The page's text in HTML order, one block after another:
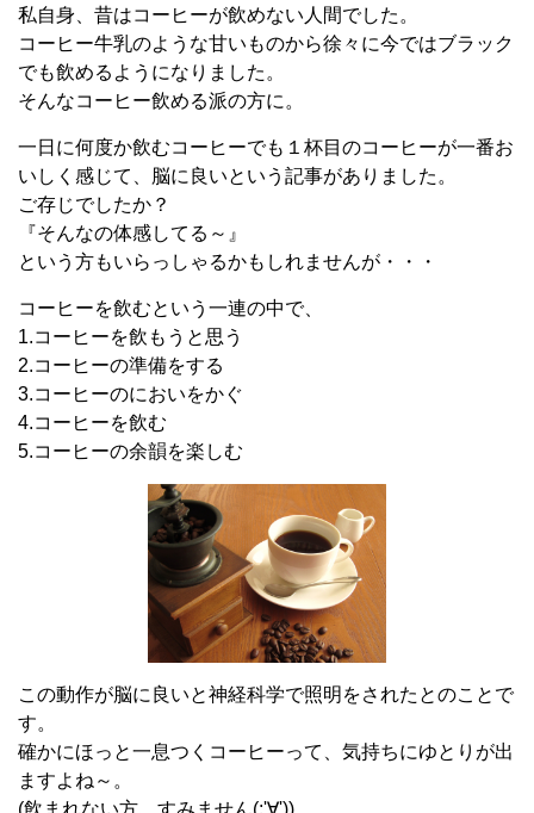
私自身、昔はコーヒーが飲めない人間でした。
コーヒー牛乳のような甘いものから徐々に今ではブラック
でも飲めるようになりました。
そんなコーヒー飲める派の方に。
一日に何度か飲むコーヒーでも１杯目のコーヒーが一番お
いしく感じて、脳に良いという記事がありました。
ご存じでしたか？
『そんなの体感してる～』
という方もいらっしゃるかもしれませんが・・・
コーヒーを飲むという一連の中で、
1.コーヒーを飲もうと思う
2.コーヒーの準備をする
3.コーヒーのにおいをかぐ
4.コーヒーを飲む
5.コーヒーの余韻を楽しむ
この動作が脳に良いと神経科学で照明をされたとのことで
す。
確かにほっと一息つくコーヒーって、気持ちにゆとりが出
ますよね～。